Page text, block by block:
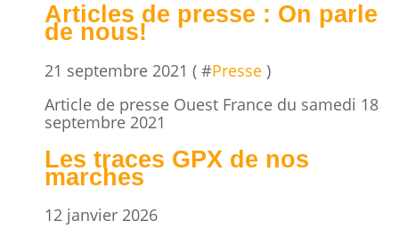
Articles de presse : On parle
de nous!
21 septembre 2021 ( #Presse )
Article de presse Ouest France du samedi 18
septembre 2021
Les traces GPX de nos
marches
12 janvier 2026